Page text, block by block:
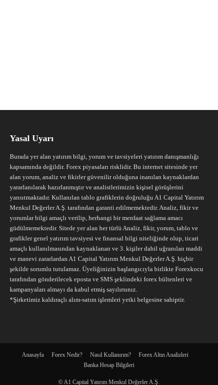
Yasal Uyarı
Burada yer alan yatırım bilgi, yorum ve tavsiyeleri yatırım danışmanlığı
kapsamında değildir. Forex piyasaları risklidir. Bu internet sitesinde yer
alan yorum, analiz ve fikirler güvenilir olduğuna inanılan kaynaklardan
yararlanılarak hazırlanmıştır ve analistlerimizin kişisel görüşlerini
yansıtmaktadır. Kullanılan tablo grafiklerin doğruluğu A1 Capital Yatırım
Menkul Değerler A.Ş. tarafından garanti edilmemektedir. Analiz, fikir ve
yorumlar bilgi amaçlı verilip, herhangi bir menfaat sağlama amacı
güdülmemektedir. Sitede yer alan her türlü Analiz, fikir, yorum, tablo ve
grafikler genel yatırım tavsiyesi ve finansal bilgi niteliğinde olup, ticari
amaçlı kullanılmasından kaynaklanan ve 3. kişiler dahil uğranılan maddi
ve manevi zararlardan A1 Capital Yatırım Menkul Değerler A.Ş. hiçbir
şekilde sorumlu tutulamaz. Üyeliğinizin başlangıcıyla birlikte Forexkocu
tarafından gönderilecek eposta ve SMS şeklindeki forex bültenleri ve
kampanyaları almayı da kabul etmiş sayılırsınız.
*Şirketimiz kaldıraçlı alım-satım işlemleri yetki belgesine sahiptir.
Anasayfa Forex Nedir? Nasıl Kullanırım?
Forex Altın Analizleri
Banka Hesap Bilgileri
© A1 Capital Yatırım Menkul Değerler A.Ş.